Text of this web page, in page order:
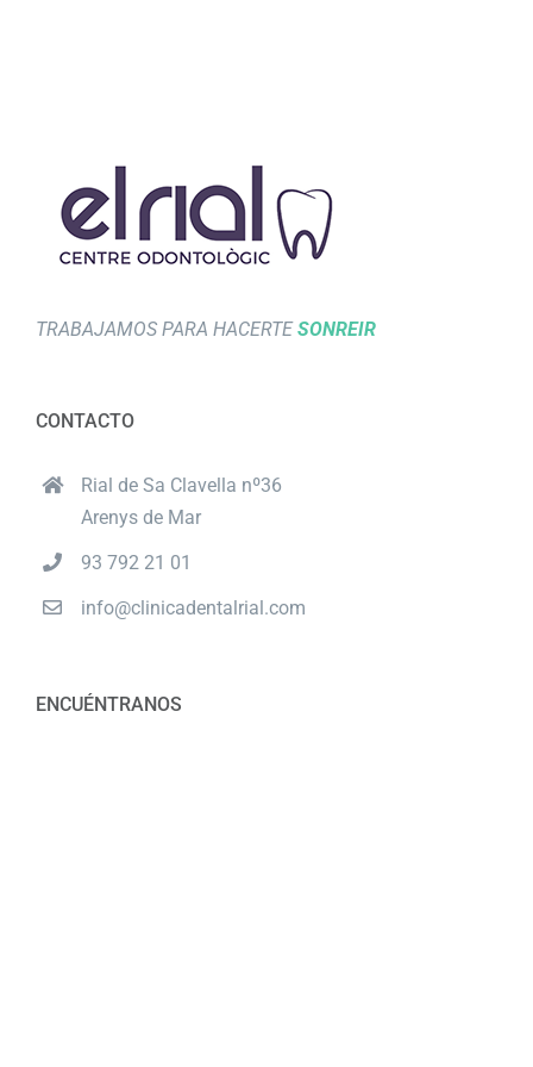
TRABAJAMOS PARA HACERTESONREIR
CONTACTO
Rial de Sa Clavella nº36
Arenys de Mar
93 792 21 01
info@clinicadentalrial.com
ENCUÉNTRANOS